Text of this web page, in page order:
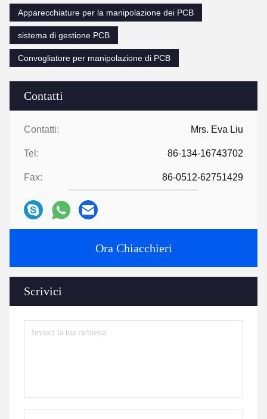
Contatti
Contatti: Mrs. Eva Liu
Tel: 86-134-16743702
Fax: 86-0512-62751429
Ora Chiacchieri
Scrivici
Apparecchiature per la manipolazione dei PCB
sistema di gestione PCB
Convogliatore per manipolazione di PCB